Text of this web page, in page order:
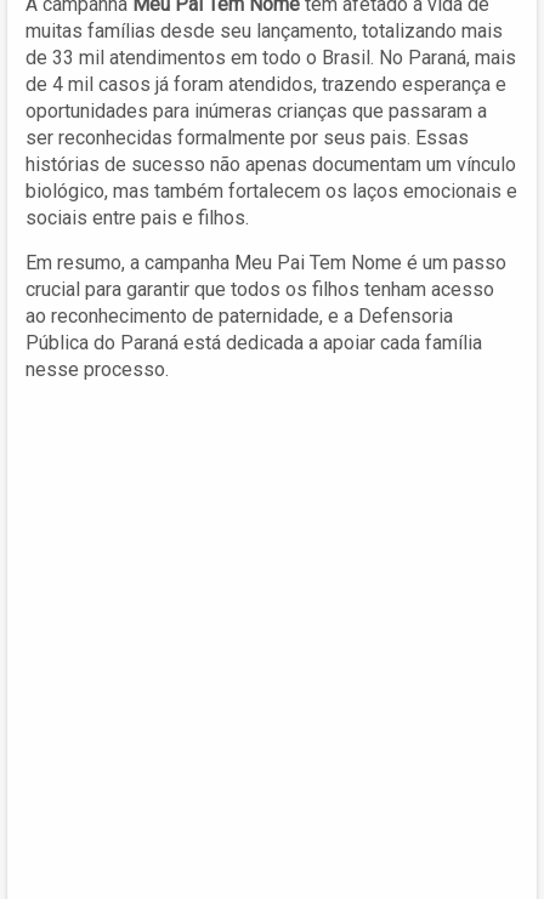
muitas famílias desde seu lançamento, totalizando mais
de 33 mil atendimentos em todo o Brasil. No Paraná, mais
de 4 mil casos já foram atendidos, trazendo esperança e
oportunidades para inúmeras crianças que passaram a
ser reconhecidas formalmente por seus pais. Essas
histórias de sucesso não apenas documentam um vínculo
biológico, mas também fortalecem os laços emocionais e
sociais entre pais e filhos.
Em resumo, a campanha Meu Pai Tem Nome é um passo
crucial para garantir que todos os filhos tenham acesso
ao reconhecimento de paternidade, e a Defensoria
Pública do Paraná está dedicada a apoiar cada família
nesse processo.